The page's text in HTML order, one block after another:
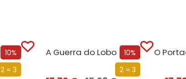
10%
2 = 3
10%
2 = 3
A Guerra do Lobo O